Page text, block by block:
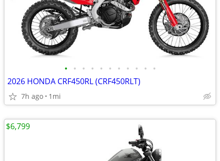
• • • • • • • • • • •
2026 HONDA CRF450RL (CRF450RLT)
7h ago 1mi
$6,799